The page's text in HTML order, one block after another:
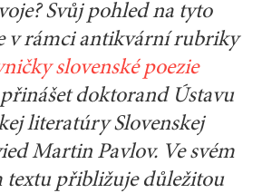
Svůj pohled na tyto
v rámci antikvární rubriky
slovenské poezie
doktorand Ústavu
literatúry Slovenskej
Martin Pavlov. Ve svém
textu přibližuje důležitou